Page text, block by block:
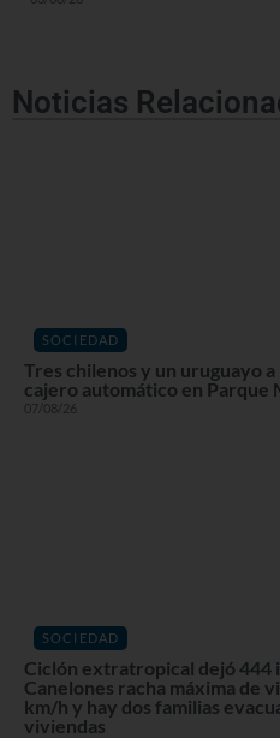
Noticias
SOCIEDAD
Tres chilenos y un uruguayo
cajero automático en Parque
07/08/26
SOCIEDAD
Ciclón extratropical dejó 444
Canelones racha máxima de
km/h y hay dos familias
viviendas